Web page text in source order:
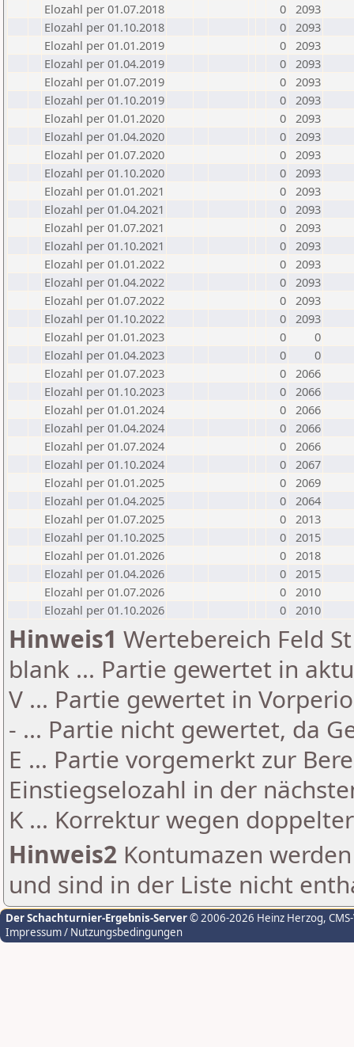
Elozahl per 01.07.2018
0 2093
Elozahl per 01.10.2018
0 2093
Elozahl per 01.01.2019
0 2093
Elozahl per 01.04.2019
0 2093
Elozahl per 01.07.2019
0 2093
Elozahl per 01.10.2019
0 2093
Elozahl per 01.01.2020
0 2093
Elozahl per 01.04.2020
0 2093
Elozahl per 01.07.2020
0 2093
Elozahl per 01.10.2020
0 2093
Elozahl per 01.01.2021
0 2093
Elozahl per 01.04.2021
0 2093
Elozahl per 01.07.2021
0 2093
Elozahl per 01.10.2021
0 2093
Elozahl per 01.01.2022
0 2093
Elozahl per 01.04.2022
0 2093
Elozahl per 01.07.2022
0 2093
Elozahl per 01.10.2022
0 2093
Elozahl per 01.01.2023
0
0
Elozahl per 01.04.2023
0
0
Elozahl per 01.07.2023
0 2066
Elozahl per 01.10.2023
0 2066
Elozahl per 01.01.2024
0 2066
Elozahl per 01.04.2024
0 2066
Elozahl per 01.07.2024
0 2066
Elozahl per 01.10.2024
0 2067
Elozahl per 01.01.2025
0 2069
Elozahl per 01.04.2025
0 2064
Elozahl per 01.07.2025
0 2013
Elozahl per 01.10.2025
0 2015
Elozahl per 01.01.2026
0 2018
Elozahl per 01.04.2026
0 2015
Elozahl per 01.07.2026
0 2010
Elozahl per 01.10.2026
0 2010
Hinweis1 Wertebereich Feld
blank ... Partie gewertet in
V ... Partie gewertet in
- ... Partie nicht gewertet, da
E ... Partie vorgemerkt zur
Einstiegselozahl in der
K ... Korrektur wegen
Hinweis2 Kontumazen
und sind in der Liste nicht
Der Schachturnier-Ergebnis-Server© 2006-2026 Heinz Herzog,
Impressum / Nutzungsbedingungen